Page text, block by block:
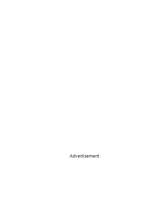
Advertisement